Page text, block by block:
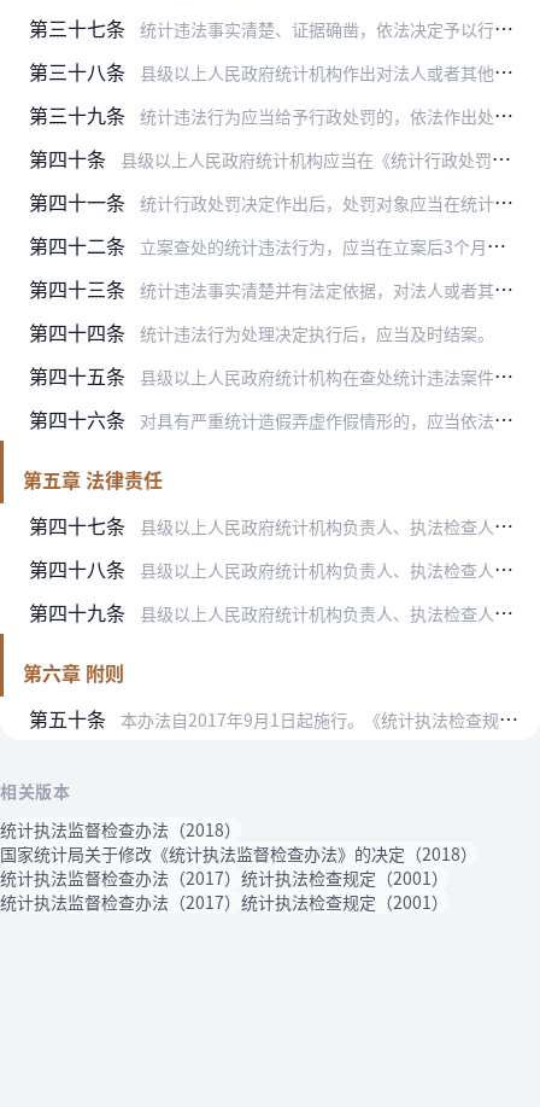
第三十七条 统计违法事实清楚、证据确凿，依法决定予以行政处罚的，应当在作出行政处罚决定前，制作《统计行政处罚决定告知书》，向处罚对象告知给予行政处罚的事实、理由、依据和处罚…
第三十八条 县级以上人民政府统计机构作出对法人或者其他组织5万元以上罚款，对个体工商户作出2000元以上罚款的行政处罚决定前，应当告知处罚对象有要求举行听证的权利。处罚对象…
第三十九条 统计违法行为应当给予行政处罚的，依法作出处罚决定，制作《统计行政处罚决定书》。《统计行政处罚决定书》应当载明下列事项：
第四十条 县级以上人民政府统计机构应当在《统计行政处罚决定书》作出后7日内送达处罚对象。处罚对象应当在送达回执上签字盖章，并注明签收日期。处罚对象拒绝接收的，应当在其他人…
第四十一条 统计行政处罚决定作出后，处罚对象应当在统计行政处罚决定的期限内予以履行。处罚对象对统计行政处罚决定不服，申请行政复议或者提起行政诉讼的，统计行政处罚不停止执行。
第四十二条 立案查处的统计违法行为，应当在立案后3个月内处理完毕；因特殊情况需要延长办理期限的，应当按规定报经批准，但延长期限不得超过3个月。
第四十三条 统计违法事实清楚并有法定依据，对法人或者其他组织予以警告或者警告并处1000元以下罚款行政处罚的，可以适用简易处罚程序，当场作出统计行政处罚决定。
第四十四条 统计违法行为处理决定执行后，应当及时结案。
第四十五条 县级以上人民政府统计机构在查处统计违法案件时，认为对有关国家工作人员应当给予处分处理的，应当按照有关规定提出处分处理建议，并将案件材料和处分处理建议移送具有管辖…
第四十六条 对具有严重统计造假弄虚作假情形的，应当依法认定为统计上严重失信，按照有关规定予以公示和惩戒。
第五章 法律责任
第四十七条
县级以上人民政府统计机构负责人、执法检查人员及其相关人员在统计执法监督检查中有下列行为之一的，由统计机构予以通报，由任免机关或者纪检监察机关给予处分：
第四十八条 县级以上人民政府统计机构负责人、执法检查人员及其相关人员在统计执法监督检查中，违反有关纪律的，依纪依法给予处分。
第四十九条 县级以上人民政府统计机构负责人、执法检查人员及其相关人员泄露在检查过程中知悉的国家秘密、商业秘密、个人信息资料和能够识别或者推断单个调查对象身份的资料，依纪依法…
第六章 附则
第五十条
本办法自2017年9月1日起施行。《统计执法检查规定》同时废止。
相关版本
统计执法监督检查办法（2018）
国家统计局关于修改《统计执法监督检查办法》的决定（2018）
统计执法监督检查办法（2017） 统计执法检查规定（2001）
统计执法监督检查办法（2017） 统计执法检查规定（2001）